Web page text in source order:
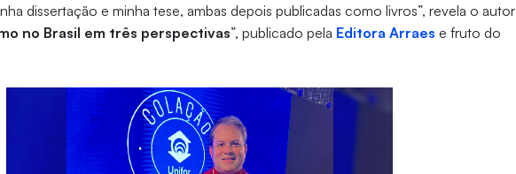
dissertação e minha tese, ambas depois publicadas como livros”, revela o autor
no Brasil em três perspectivas”, publicado pela Editora Arraes e fruto do